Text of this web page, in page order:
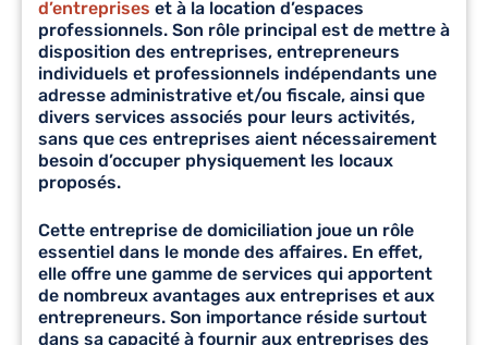
d’entreprises et à la location d’espaces
professionnels. Son rôle principal est de mettre à
disposition des entreprises, entrepreneurs
individuels et professionnels indépendants une
adresse administrative et/ou fiscale, ainsi que
divers services associés pour leurs activités,
sans que ces entreprises aient nécessairement
besoin d’occuper physiquement les locaux
proposés.
Cette entreprise de domiciliation joue un rôle
essentiel dans le monde des affaires. En effet,
elle offre une gamme de services qui apportent
de nombreux avantages aux entreprises et aux
entrepreneurs. Son importance réside surtout
dans sa capacité à fournir aux entreprises des